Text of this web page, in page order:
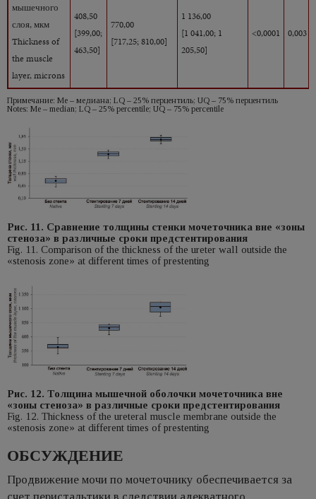
мышечного
слоя, мкм
Thickness of
the muscle
layer, microns
408,50
[399,00;
463,50]
770,00
[717,25; 810,00]
1 136,00
[1 041,00; 1
205,50]
<0,0001 0,003
Примечание: Ме – медиана; LQ – 25% перцентиль; UQ – 75% перцентиль
Notes: Me – median; LQ – 25% percentile; UQ – 75% percentile
Рис. 11. Сравнение толщины стенки мочеточника вне «зоны
стеноза» в различные сроки предстентирования
Fig. 11. Comparison of the thickness of the ureter wall outside the
«stenosis zone» at different times of prestenting
Рис. 12. Толщина мышечной оболочки мочеточника вне
«зоны стеноза» в различные сроки предстентирования
Fig. 12. Тhickness of the ureteral muscle membrane outside the
«stenosis zone» at different times of prestenting
ОБСУЖДЕНИЕ
Продвижение мочи по мочеточнику обеспечивается за